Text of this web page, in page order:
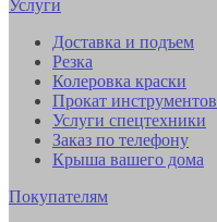
Услуги
Доставка и подъем
Резка
Колеровка краски
Прокат инструментов
Услуги спецтехники
Заказ по телефону
Крыша вашего дома
Покупателям